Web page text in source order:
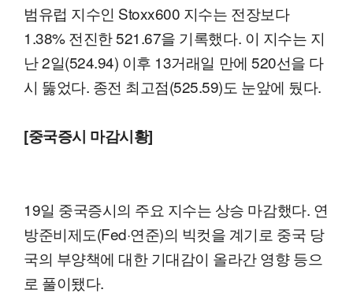
범유럽 지수인 Stoxx600 지수는 전장보다
1.38% 전진한 521.67을 기록했다. 이 지수는 지
난 2일(524.94) 이후 13거래일 만에 520선을 다
시 뚫었다. 종전 최고점(525.59)도 눈앞에 뒀다.
[중국증시 마감시황]
19일 중국증시의 주요 지수는 상승 마감했다. 연
방준비제도(Fed·연준)의 빅컷을 계기로 중국 당
국의 부양책에 대한 기대감이 올라간 영향 등으
로 풀이됐다.